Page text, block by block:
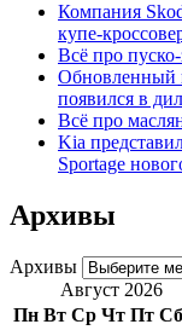
Компания
купе-
Всё про
Обновленный
появился в
Всё про
Kia
Sportage
Архивы
Архивы
Август 2026
Пн Вт Ср Чт Пт Сб